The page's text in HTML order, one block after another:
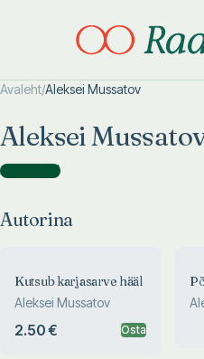
Avaleht/Aleksei Mussatov
Aleksei
Autorina )
Autorina
Kutsub karjasarve hääl
Aleksei Mussatov
2.50 € Osta